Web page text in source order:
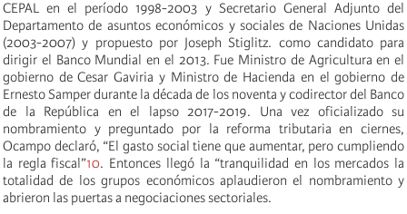
CEPAL en el período 1998-2003 y Secretario General Adjunto del
Departamento de asuntos económicos y sociales de Naciones Unidas
(2003-2007) y propuesto por Joseph Stiglitz. como candidato para
dirigir el Banco Mundial en el 2013. Fue Ministro de Agricultura en el
gobierno de Cesar Gaviria y Ministro de Hacienda en el gobierno de
Ernesto Samper durante la década de los noventa y codirector del Banco
de la República en el lapso 2017-2019. Una vez oficializado su
nombramiento y preguntado por la reforma tributaria en ciernes,
Ocampo declaró, “El gasto social tiene que aumentar, pero cumpliendo
la regla fiscal”10. Entonces llegó la “tranquilidad en los mercados la
totalidad de los grupos económicos aplaudieron el nombramiento y
abrieron las puertas a negociaciones sectoriales.